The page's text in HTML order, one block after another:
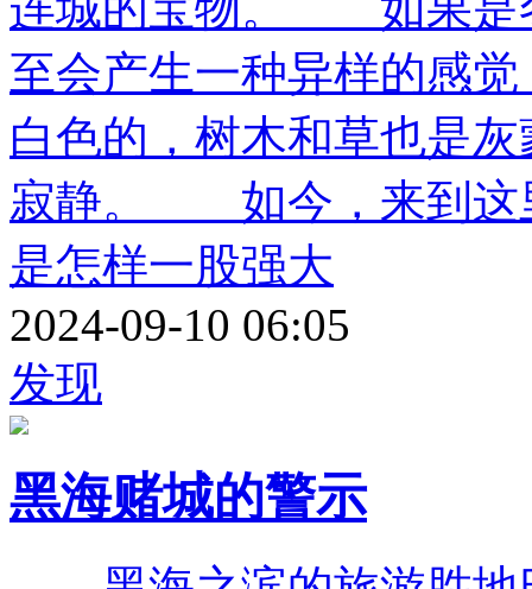
至会产生一种异样的感
白色的，树木和草也是
寂静。 如今，来到这
是怎样一股强大
2024-09-10 06:05
发现
黑海赌城的警示